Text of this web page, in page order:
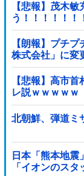
【悲報】茂木
う！！！！！！
【朗報】プチ
株式会社」に変
【悲報】高市
レ説ｗｗｗｗｗ
北朝鮮、弾道
日本「熊本地
「イオンのス